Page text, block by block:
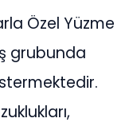
Özel Yüzme
grubunda